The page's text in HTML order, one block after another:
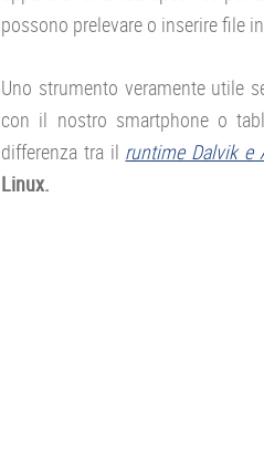
possono prelevare o inserire file
Uno strumento veramente utile
con il nostro smartphone o
differenza tra il runtime Dalvik e
Linux.